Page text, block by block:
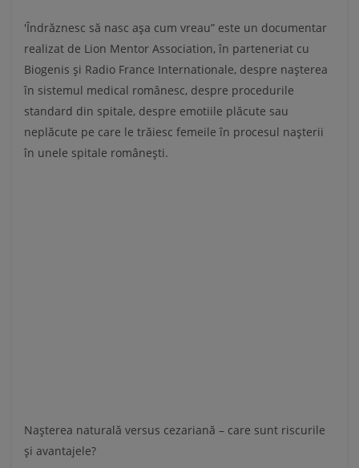
'Îndrăznesc să nasc aşa cum vreau” este un documentar
realizat de Lion Mentor Association, în parteneriat cu
Biogenis și Radio France Internationale, despre naşterea
în sistemul medical românesc, despre procedurile
standard din spitale, despre emotiile plăcute sau
neplăcute pe care le trăiesc femeile în procesul nașterii
în unele spitale românești.
Naşterea naturală versus cezariană – care sunt riscurile
şi avantajele?